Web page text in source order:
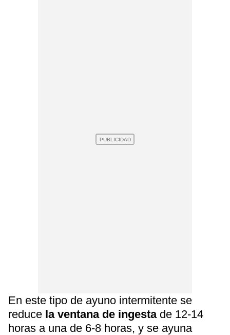
En este tipo de ayuno intermitente se
reduce la ventana de ingesta de 12-14
horas a una de 6-8 horas, y se ayuna